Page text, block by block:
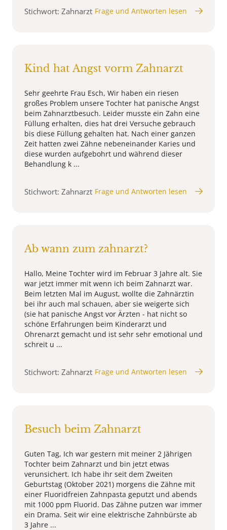
Stichwort: Zahnarzt Frage und Antworten lesen
Kind hat Angst vorm Zahnarzt
Sehr geehrte Frau Esch, Wir haben ein riesen
großes Problem unsere Tochter hat panische Angst
beim Zahnarztbesuch. Leider musste ein Zahn eine
Füllung erhalten, dies hat drei Versuche gebrauch
bis diese Füllung gehalten hat. Nach einer ganzen
Zeit hatten zwei Zähne nebeneinander Karies und
diese wurden aufgebohrt und während dieser
Behandlung k ...
Stichwort: Zahnarzt Frage und Antworten lesen
Ab wann zum zahnarzt?
Hallo, Meine Tochter wird im Februar 3 Jahre alt. Sie
war jetzt immer mit wenn ich beim Zahnarzt war.
Beim letzten Mal im August, wollte die Zahnärztin
bei ihr auch mal schauen, aber sie weigerte sich
(sie hat panische Angst vor Ärzten - hat nicht so
schöne Erfahrungen beim Kinderarzt und
Ohrenarzt gemacht und ist sehr sehr emotional und
schreit u ...
Stichwort: Zahnarzt Frage und Antworten lesen
Besuch beim Zahnarzt
Guten Tag, Ich war gestern mit meiner 2 Jährigen
Tochter beim Zahnarzt und bin jetzt etwas
verunsichert. Ich habe ihr seit dem Zweiten
Geburtstag (Oktober 2021) morgens die Zähne mit
einer Fluoridfreien Zahnpasta geputzt und abends
mit 1000 ppm Fluorid. Das Zähne putzen war immer
ein Drama. Seit wir eine elektrische Zahnbürste ab
3 Jahre ...